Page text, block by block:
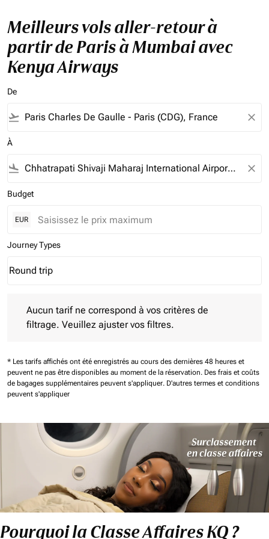
Meilleurs vols aller-retour à
partir de Paris à Mumbai avec
Kenya Airways
De
flight_takeoff close
À
flight_land close
Budget
EUR
Journey Types
Journey Types option Round trip Selected
Round trip
keyboard_arrow_down
Aucun tarif ne correspond à vos critères de
filtrage. Veuillez ajuster vos filtres.
* Les tarifs affichés ont été enregistrés au cours des dernières 48 heures et
peuvent ne pas être disponibles au moment de la réservation. Des frais et coûts
de bagages supplémentaires peuvent s'appliquer. D'autres termes et conditions
peuvent s'appliquer
Pourquoi la Classe Affaires KQ ?